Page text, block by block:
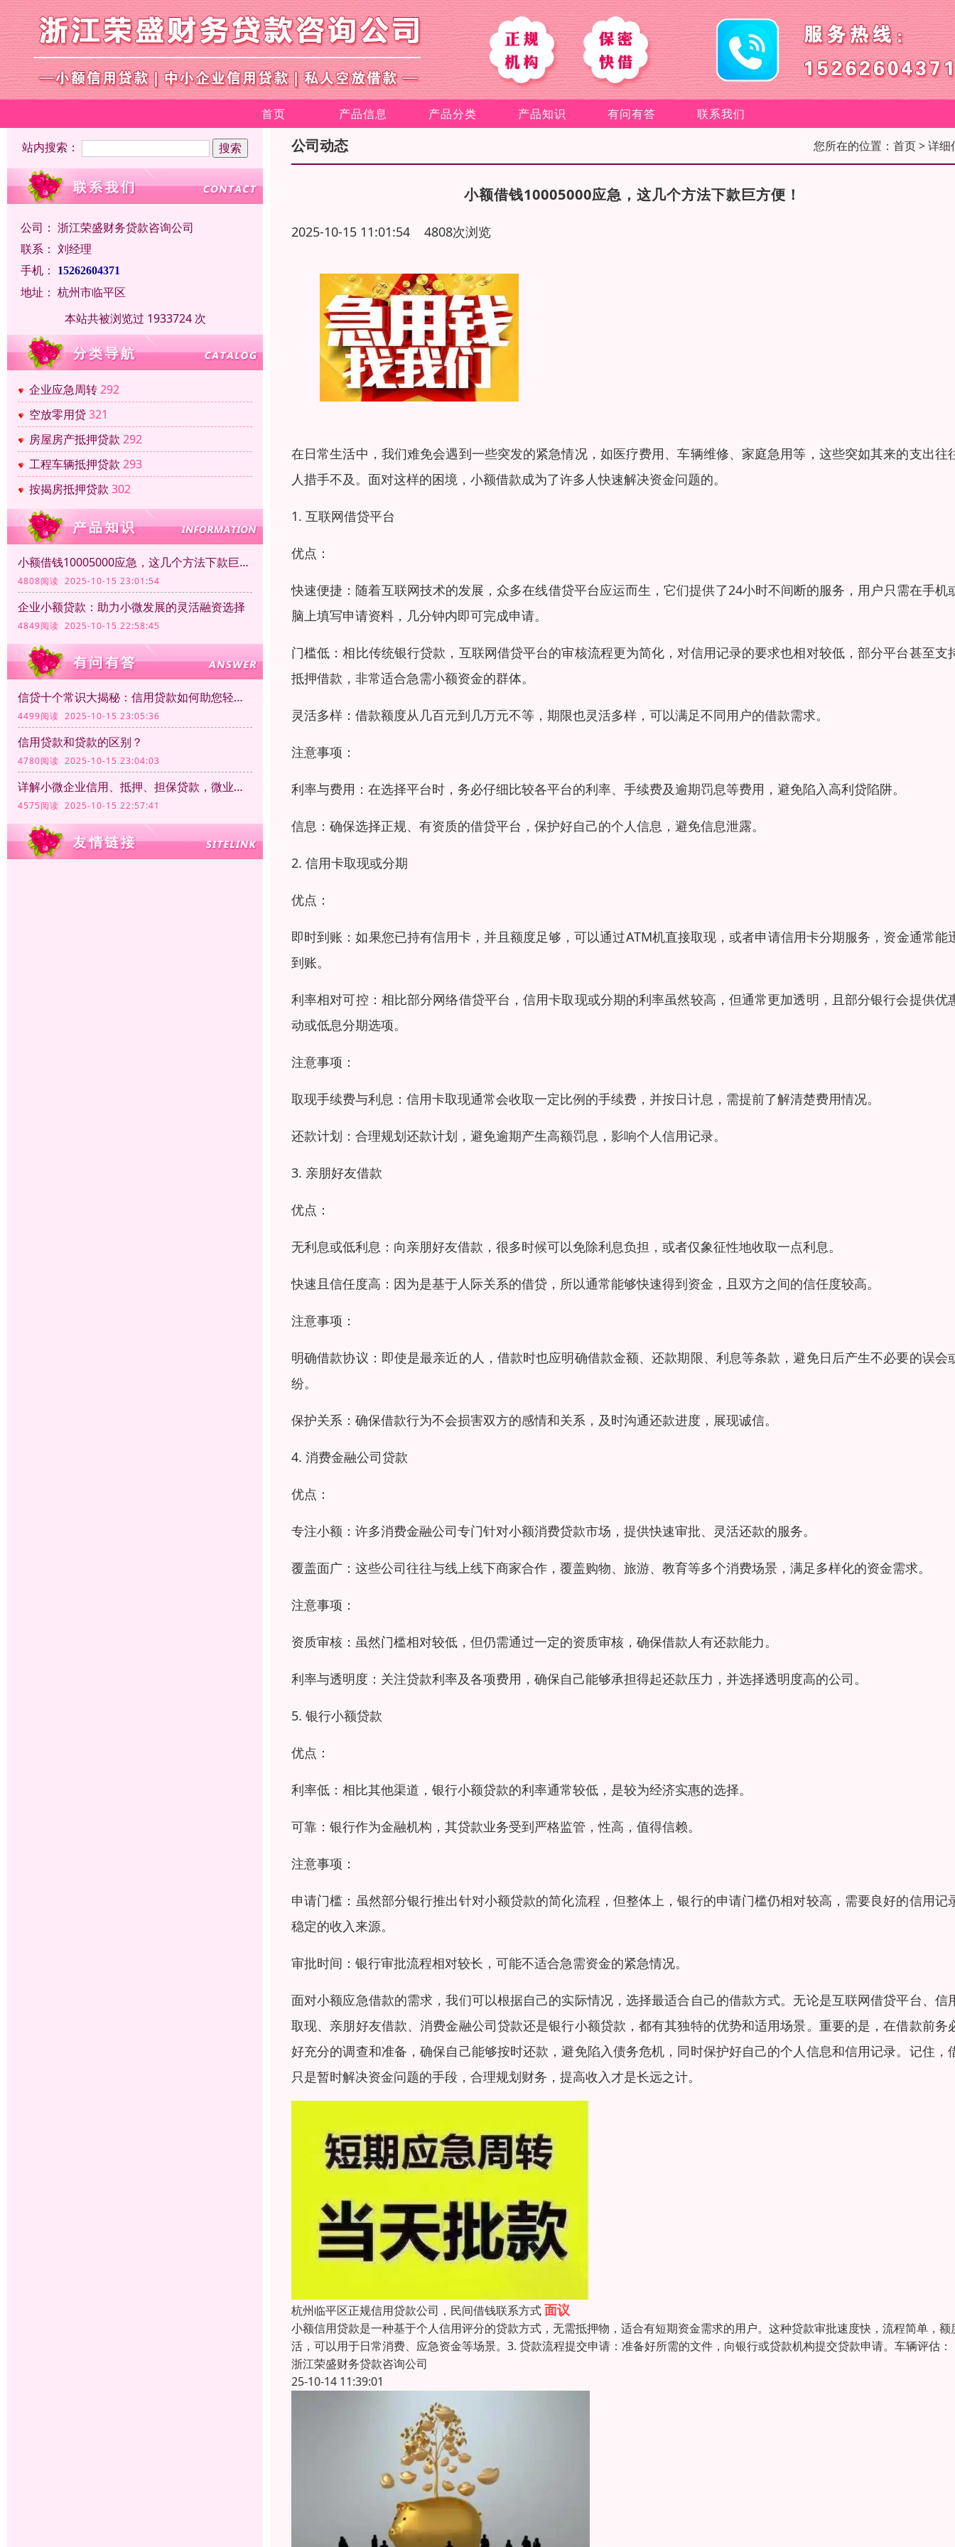
首页 产品信息 产品分类 产品知识 有问有答 联系我们
站内搜索：
公司： 浙江荣盛财务贷款咨询公司
联系： 刘经理
手机：
15262604371
地址： 杭州市临平区
本站共被浏览过 1933724 次
企业应急周转292
空放零用贷321
房屋房产抵押贷款 292
工程车辆抵押贷款 293
按揭房抵押贷款 302
小额借钱10005000应急，这几个方法下款巨方便！
4808阅读 2025-10-15 23:01:54
企业小额贷款：助力小微发展的灵活融资选择
4849阅读 2025-10-15 22:58:45
信贷十个常识大揭秘：信用贷款如何助您轻松融资
4499阅读 2025-10-15 23:05:36
信用贷款和贷款的区别？
4780阅读 2025-10-15 23:04:03
详解小微企业信用、抵押、担保贷款，微业贷如何脱颖而出？
4575阅读 2025-10-15 22:57:41
公司动态 您所在的位置： 首页> 详细
小额借钱10005000应急，这几个方法下款巨方便！
2025-10-15 11:01:54 4808次浏览
在日常生活中，我们难免会遇到一些突发的紧急情况，如医疗费用、车辆维修、家庭急用等，这些突如其来的支出往
人措手不及。面对这样的困境，小额借款成为了许多人快速解决资金问题的。
1. 互联网借贷平台
优点：
快速便捷：随着互联网技术的发展，众多在线借贷平台应运而生，它们提供了24小时不间断的服务，用户只需在手机
脑上填写申请资料，几分钟内即可完成申请。
门槛低：相比传统银行贷款，互联网借贷平台的审核流程更为简化，对信用记录的要求也相对较低，部分平台甚至支
抵押借款，非常适合急需小额资金的群体。
灵活多样：借款额度从几百元到几万元不等，期限也灵活多样，可以满足不同用户的借款需求。
注意事项：
利率与费用：在选择平台时，务必仔细比较各平台的利率、手续费及逾期罚息等费用，避免陷入高利贷陷阱。
信息：确保选择正规、有资质的借贷平台，保护好自己的个人信息，避免信息泄露。
2. 信用卡取现或分期
优点：
即时到账：如果您已持有信用卡，并且额度足够，可以通过ATM机直接取现，或者申请信用卡分期服务，资金通常能
到账。
利率相对可控：相比部分网络借贷平台，信用卡取现或分期的利率虽然较高，但通常更加透明，且部分银行会提供优
动或低息分期选项。
注意事项：
取现手续费与利息：信用卡取现通常会收取一定比例的手续费，并按日计息，需提前了解清楚费用情况。
还款计划：合理规划还款计划，避免逾期产生高额罚息，影响个人信用记录。
3. 亲朋好友借款
优点：
无利息或低利息：向亲朋好友借款，很多时候可以免除利息负担，或者仅象征性地收取一点利息。
快速且信任度高：因为是基于人际关系的借贷，所以通常能够快速得到资金，且双方之间的信任度较高。
注意事项：
明确借款协议：即使是最亲近的人，借款时也应明确借款金额、还款期限、利息等条款，避免日后产生不必要的误会
纷。
保护关系：确保借款行为不会损害双方的感情和关系，及时沟通还款进度，展现诚信。
4. 消费金融公司贷款
优点：
专注小额：许多消费金融公司专门针对小额消费贷款市场，提供快速审批、灵活还款的服务。
覆盖面广：这些公司往往与线上线下商家合作，覆盖购物、旅游、教育等多个消费场景，满足多样化的资金需求。
注意事项：
资质审核：虽然门槛相对较低，但仍需通过一定的资质审核，确保借款人有还款能力。
利率与透明度：关注贷款利率及各项费用，确保自己能够承担得起还款压力，并选择透明度高的公司。
5. 银行小额贷款
优点：
利率低：相比其他渠道，银行小额贷款的利率通常较低，是较为经济实惠的选择。
可靠：银行作为金融机构，其贷款业务受到严格监管，性高，值得信赖。
注意事项：
申请门槛：虽然部分银行推出针对小额贷款的简化流程，但整体上，银行的申请门槛仍相对较高，需要良好的信用记
稳定的收入来源。
审批时间：银行审批流程相对较长，可能不适合急需资金的紧急情况。
面对小额应急借款的需求，我们可以根据自己的实际情况，选择最适合自己的借款方式。无论是互联网借贷平台、信
取现、亲朋好友借款、消费金融公司贷款还是银行小额贷款，都有其独特的优势和适用场景。重要的是，在借款前务
好充分的调查和准备，确保自己能够按时还款，避免陷入债务危机，同时保护好自己的个人信息和信用记录。记住，
只是暂时解决资金问题的手段，合理规划财务，提高收入才是长远之计。
杭州临平区正规信用贷款公司，民间借钱联系方式面议
小额信用贷款是一种基于个人信用评分的贷款方式，无需抵押物，适合有短期资金需求的用户。这种贷款审批速度快，流程简单，额
活，可以用于日常消费、应急资金等场景。3. 贷款流程提交申请：准备好所需的文件，向银行或贷款机构提交贷款申请。车辆评估：
浙江荣盛财务贷款咨询公司
25-10-14 11:39:01